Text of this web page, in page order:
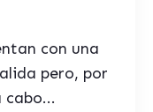
con una
pero, por
cabo...